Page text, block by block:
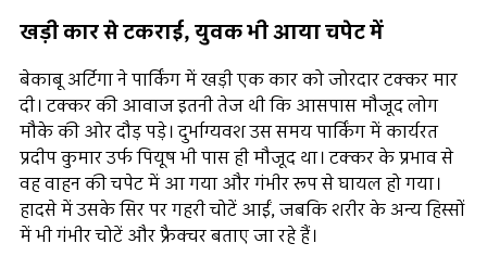
खड़ी कार से टकराई, युवक भी आया चपेट में
बेकाबू अर्टिगा ने पार्किंग में खड़ी एक कार को जोरदार टक्कर मार
दी। टक्कर की आवाज इतनी तेज थी कि आसपास मौजूद लोग
मौके की ओर दौड़ पड़े। दुर्भाग्यवश उस समय पार्किंग में कार्यरत
प्रदीप कुमार उर्फ पियूष भी पास ही मौजूद था। टक्कर के प्रभाव से
वह वाहन की चपेट में आ गया और गंभीर रूप से घायल हो गया।
हादसे में उसके सिर पर गहरी चोटें आईं, जबकि शरीर के अन्य हिस्सों
में भी गंभीर चोटें और फ्रैक्चर बताए जा रहे हैं।